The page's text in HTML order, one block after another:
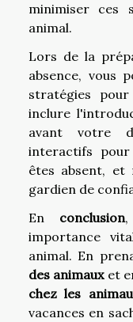
minimiser ces
animal.
Lors de la
absence, vous
stratégies
inclure
avant votre
interactifs pour
êtes absent, et
gardien de
En conclusion,
importance
animal. En
des animauxet
chez les
vacances en